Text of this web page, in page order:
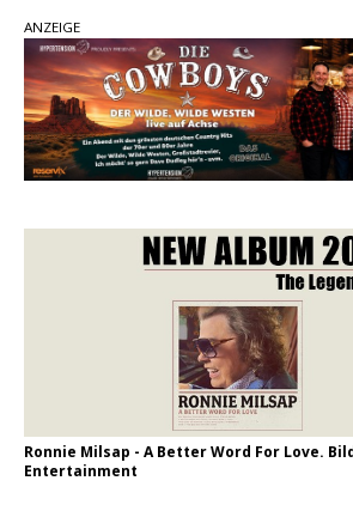
„Choosin‘ Texas“ gehört
aller Zeiten
pez veröffentlicht neue
Talks“ – eine Hymne auf
Sommernächte
Morgan Wallen, Dolly
Fokus
ANZEIGE
Ronnie Milsap - A Better Word For Love.
Entertainment